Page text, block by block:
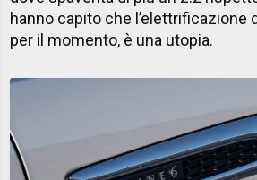
hanno capito che l’elettrificazione
per il momento, è una utopia.